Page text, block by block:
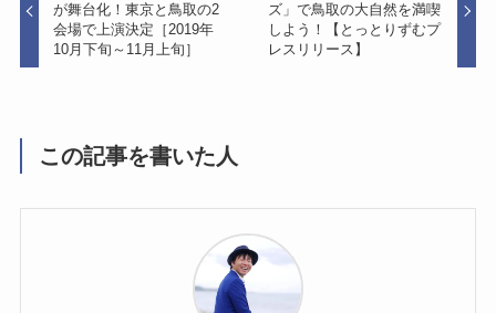
が舞台化！東京と鳥取の2
会場で上演決定［2019年
10月下旬～11月上旬］
ズ」で鳥取の大自然を満喫
しよう！【とっとりずむプ
レスリリース】
この記事を書いた人